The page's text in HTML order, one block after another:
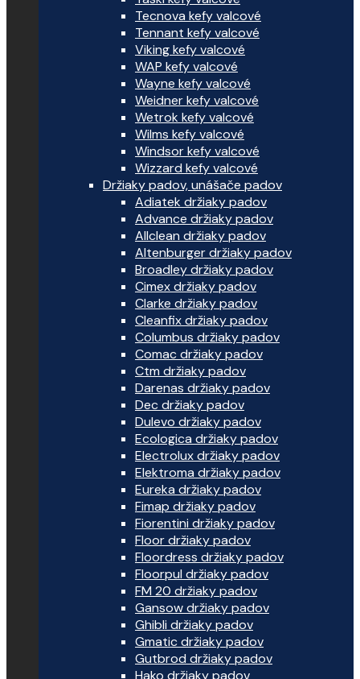
Tecnova kefy valcové
Tennant kefy valcové
Viking kefy valcové
WAP kefy valcové
Wayne kefy valcové
Weidner kefy valcové
Wetrok kefy valcové
Wilms kefy valcové
Windsor kefy valcové
Wizzard kefy valcové
Držiaky padov, unášače padov
Adiatek držiaky padov
Advance držiaky padov
Allclean držiaky padov
Altenburger držiaky padov
Broadley držiaky padov
Cimex držiaky padov
Clarke držiaky padov
Cleanfix držiaky padov
Columbus držiaky padov
Comac držiaky padov
Ctm držiaky padov
Darenas držiaky padov
Dec držiaky padov
Dulevo držiaky padov
Ecologica držiaky padov
Electrolux držiaky padov
Elektroma držiaky padov
Eureka držiaky padov
Fimap držiaky padov
Fiorentini držiaky padov
Floor držiaky padov
Floordress držiaky padov
Floorpul držiaky padov
FM 20 držiaky padov
Gansow držiaky padov
Ghibli držiaky padov
Gmatic držiaky padov
Gutbrod držiaky padov
Hako držiaky padov